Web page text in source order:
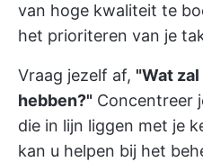
van hoge kwaliteit te
het prioriteren van je
Vraag jezelf af, "Wat
hebben?" Concentreer
die in lijn liggen met je
kan u helpen bij het